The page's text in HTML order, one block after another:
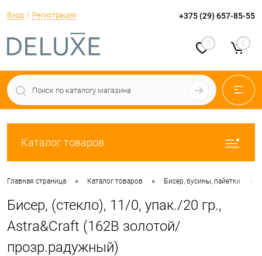
Вход Регистрация +375 (29) 657-85-55
0 0
Каталог товаров
Главная страница • Каталог товаров • Бисер, бусины, пайетки
Бисер, (стекло), 11/0, упак./20 гр.,
Astra&Craft (162B золотой/
прозр.радужный)